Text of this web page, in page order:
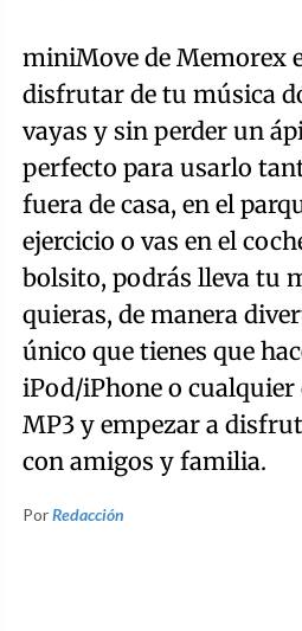
miniMove de Memorex
disfrutar de tu música
vayas y sin perder un
perfecto para usarlo
fuera de casa, en el
ejercicio o vas en el
bolsito, podrás lleva tu
quieras, de manera
único que tienes que
iPod/iPhone o
MP3 y empezar a
con amigos y familia.
PorRedacción